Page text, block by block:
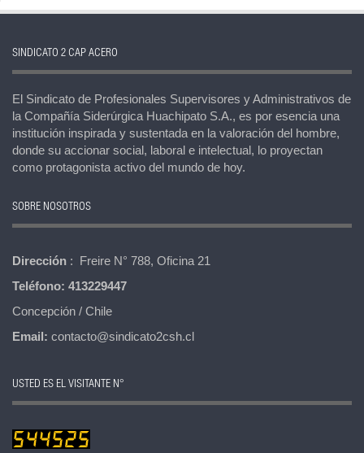
SINDICATO 2 CAP ACERO
El Sindicato de Profesionales Supervisores y Administrativos de
la Compañía Siderúrgica Huachipato S.A., es por esencia una
institución inspirada y sustentada en la valoración del hombre,
donde su accionar social, laboral e intelectual, lo proyectan
como protagonista activo del mundo de hoy.
SOBRE NOSOTROS
Dirección : Freire N° 788, Oficina 21
Teléfono: 413229447
Concepción / Chile
Email: contacto@sindicato2csh.cl
USTED ES EL VISITANTE N°